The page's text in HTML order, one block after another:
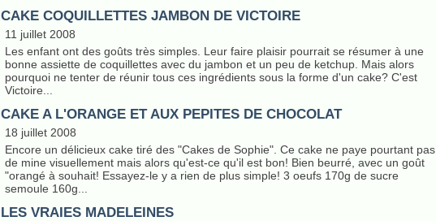
CAKE COQUILLETTES JAMBON DE VICTOIRE
11 juillet 2008
Les enfant ont des goûts très simples. Leur faire plaisir pourrait se résumer à une
bonne assiette de coquillettes avec du jambon et un peu de ketchup. Mais alors
pourquoi ne tenter de réunir tous ces ingrédients sous la forme d'un cake? C'est
Victoire...
CAKE A L'ORANGE ET AUX PEPITES DE CHOCOLAT
18 juillet 2008
Encore un délicieux cake tiré des "Cakes de Sophie". Ce cake ne paye pourtant pas
de mine visuellement mais alors qu'est-ce qu'il est bon! Bien beurré, avec un goût
"orangé à souhait! Essayez-le y a rien de plus simple! 3 oeufs 170g de sucre
semoule 160g...
LES VRAIES MADELEINES